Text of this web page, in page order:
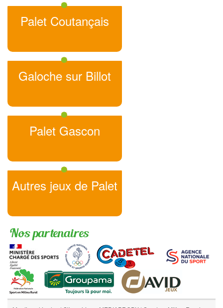
Palet Coutançais
Galoche sur Billot
Palet Gascon
Autres jeux de Palet
Nos partenaires